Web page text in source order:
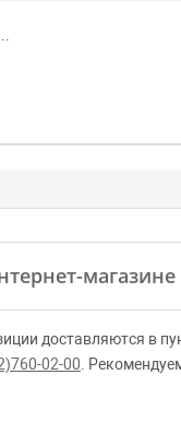
доставляются в
02-00 .